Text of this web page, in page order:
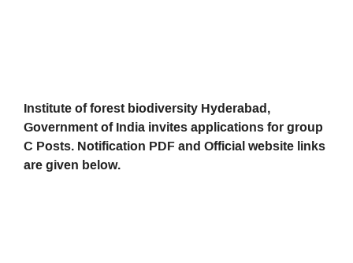
Institute of forest biodiversity Hyderabad,
Government of India invites applications for group
C Posts. Notification PDF and Official website links
are given below.